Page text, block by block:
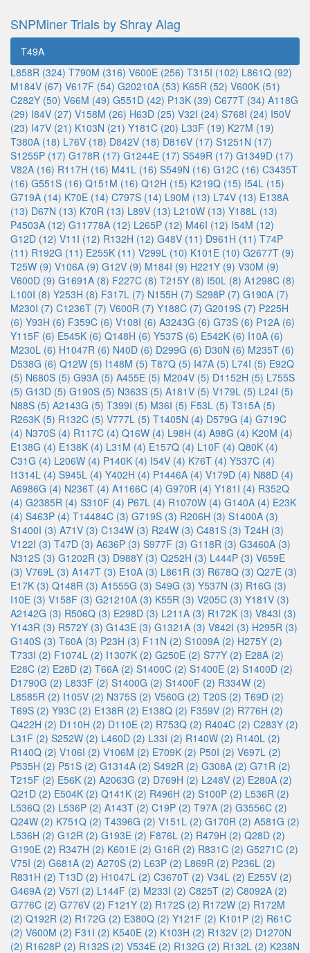
SNPMiner Trials by Shray Alag
T49A
L858R (324) T790M (316) V600E (256) T315I (102) L861Q (92)
M184V (67) V617F (54) G20210A (53) K65R (52) V600K (51)
C282Y (50) V66M (49) G551D (42) P13K (39) C677T (34) A118G
(29) I84V (27) V158M (26) H63D (25) V32I (24) S768I (24) I50V
(23) I47V (21) K103N (21) Y181C (20) L33F (19) K27M (19)
T380A (18) L76V (18) D842V (18) D816V (17) S1251N (17)
S1255P (17) G178R (17) G1244E (17) S549R (17) G1349D (17)
V82A (16) R117H (16) M41L (16) S549N (16) G12C (16) C3435T
(16) G551S (16) Q151M (16) Q12H (15) K219Q (15) I54L (15)
G719A (14) K70E (14) C797S (14) L90M (13) L74V (13) E138A
(13) D67N (13) K70R (13) L89V (13) L210W (13) Y188L (13)
P4503A (12) G11778A (12) L265P (12) M46I (12) I54M (12)
G12D (12) V11I (12) R132H (12) G48V (11) D961H (11) T74P
(11) R192G (11) E255K (11) V299L (10) K101E (10) G2677T (9)
T25W (9) V106A (9) G12V (9) M184I (9) H221Y (9) V30M (9)
V600D (9) G1691A (8) F227C (8) T215Y (8) I50L (8) A1298C (8)
L100I (8) Y253H (8) F317L (7) N155H (7) S298P (7) G190A (7)
M230I (7) C1236T (7) V600R (7) Y188C (7) G2019S (7) P225H
(6) Y93H (6) F359C (6) V108I (6) A3243G (6) G73S (6) P12A (6)
Y115F (6) E545K (6) Q148H (6) Y537S (6) E542K (6) I10A (6)
M230L (6) H1047R (6) N40D (6) D299G (6) D30N (6) M235T (6)
D538G (6) Q12W (5) I148M (5) T87Q (5) I47A (5) L74I (5) E92Q
(5) N680S (5) G93A (5) A455E (5) M204V (5) D1152H (5) L755S
(5) G13D (5) G190S (5) N363S (5) A181V (5) V179L (5) L24I (5)
N88S (5) A2143G (5) T399I (5) M36I (5) F53L (5) T315A (5)
R263K (5) R132C (5) V777L (5) T1405N (4) D579G (4) G719C
(4) N370S (4) R117C (4) Q16W (4) L98H (4) A98G (4) K20M (4)
E138G (4) E138K (4) L31M (4) E157Q (4) L10F (4) Q80K (4)
C31G (4) L206W (4) P140K (4) I54V (4) K76T (4) Y537C (4)
I1314L (4) S945L (4) Y402H (4) P1446A (4) V179D (4) N88D (4)
A6986G (4) N236T (4) A1166C (4) G970R (4) Y181I (4) R352Q
(4) G2385R (4) S310F (4) P67L (4) R1070W (4) G140A (4) E23K
(4) S463P (4) T14484C (3) G719S (3) R206H (3) S1400A (3)
S1400I (3) A71V (3) C134W (3) R24W (3) C481S (3) T24H (3)
V122I (3) T47D (3) A636P (3) S977F (3) G118R (3) G3460A (3)
N312S (3) G1202R (3) D988Y (3) Q252H (3) L444P (3) V659E
(3) V769L (3) A147T (3) E10A (3) L861R (3) R678Q (3) Q27E (3)
E17K (3) Q148R (3) A1555G (3) S49G (3) Y537N (3) R16G (3)
I10E (3) V158F (3) G21210A (3) K55R (3) V205C (3) Y181V (3)
A2142G (3) R506Q (3) E298D (3) L211A (3) R172K (3) V843I (3)
Y143R (3) R572Y (3) G143E (3) G1321A (3) V842I (3) H295R (3)
G140S (3) T60A (3) P23H (3) F11N (2) S1009A (2) H275Y (2)
T733I (2) F1074L (2) I1307K (2) G250E (2) S77Y (2) E28A (2)
E28C (2) E28D (2) T66A (2) S1400C (2) S1400E (2) S1400D (2)
D1790G (2) L833F (2) S1400G (2) S1400F (2) R334W (2)
L8585R (2) I105V (2) N375S (2) V560G (2) T20S (2) T69D (2)
T69S (2) Y93C (2) E138R (2) E138Q (2) F359V (2) R776H (2)
Q422H (2) D110H (2) D110E (2) R753Q (2) R404C (2) C283Y (2)
L31F (2) S252W (2) L460D (2) L33I (2) R140W (2) R140L (2)
R140Q (2) V106I (2) V106M (2) E709K (2) P50I (2) V697L (2)
P535H (2) P51S (2) G1314A (2) S492R (2) G308A (2) G71R (2)
T215F (2) E56K (2) A2063G (2) D769H (2) L248V (2) E280A (2)
Q21D (2) E504K (2) Q141K (2) R496H (2) S100P (2) L536R (2)
L536Q (2) L536P (2) A143T (2) C19P (2) T97A (2) G3556C (2)
Q24W (2) K751Q (2) T4396G (2) V151L (2) G170R (2) A581G (2)
L536H (2) G12R (2) G193E (2) F876L (2) R479H (2) Q28D (2)
G190E (2) R347H (2) K601E (2) G16R (2) R831C (2) G5271C (2)
V75I (2) G681A (2) A270S (2) L63P (2) L869R (2) P236L (2)
R831H (2) T13D (2) H1047L (2) C3670T (2) V34L (2) E255V (2)
G469A (2) V57I (2) L144F (2) M233I (2) C825T (2) C8092A (2)
G776C (2) G776V (2) F121Y (2) R172S (2) R172W (2) R172M
(2) Q192R (2) R172G (2) E380Q (2) Y121F (2) K101P (2) R61C
(2) V600M (2) F31I (2) K540E (2) K103H (2) R132V (2) D1270N
(2) R1628P (2) R132S (2) V534E (2) R132G (2) R132L (2) K238N